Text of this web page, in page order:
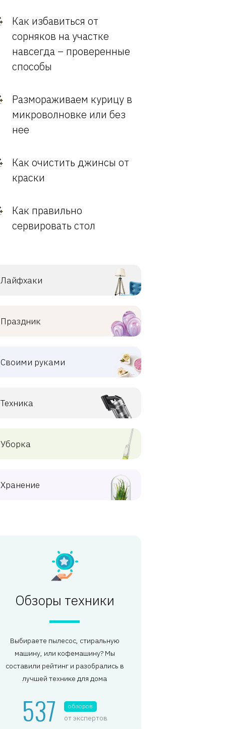
Как избавиться от
сорняков на участке
навсегда – проверенные
способы
Размораживаем курицу в
микроволновке или без
нее
Как очистить джинсы от
краски
Как правильно
сервировать стол
Лайфхаки
Праздник
Своими руками
Техника
Уборка
Хранение
Обзоры техники
Выбираете пылесос, стиральную
машину, или кофемашину? Мы
составили рейтинг и разобрались в
лучшей технике для дома
537 обзоров
от экспертов